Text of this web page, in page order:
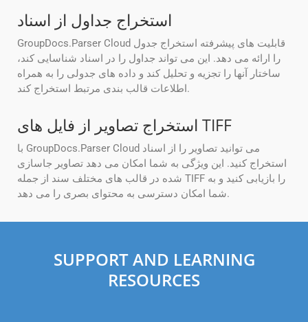
استخراج جداول از اسناد
GroupDocs.Parser Cloud قابلیت های پیشرفته استخراج جدول
را ارائه می دهد. این می تواند جداول را در اسناد شناسایی کند،
ساختار آنها را تجزیه و تحلیل کند و داده های جدولی را به همراه
اطلاعات قالب بندی مرتبط استخراج کند.
استخراج تصاویر از فایل های TIFF
با GroupDocs.Parser Cloud می توانید تصاویر را از اسناد
استخراج کنید. این ویژگی به شما امکان می دهد تصاویر جاسازی
شده در قالب های مختلف سند از جمله TIFF را بازیابی کنید و به
شما امکان دسترسی به محتوای بصری را می دهد.
SUPPORT AND LEARNING
RESOURCES